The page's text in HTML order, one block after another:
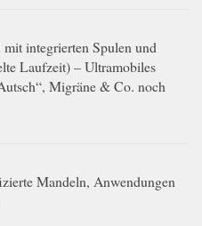
integrierten Spulen und
Laufzeit) – Ultramobiles
Migräne & Co. noch
Mandeln, Anwendungen